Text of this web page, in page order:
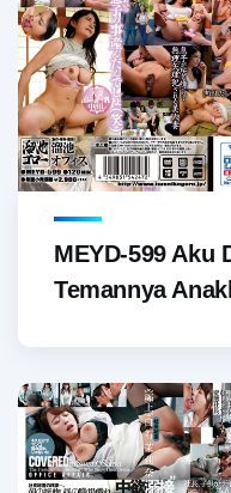
MEYD-599 Aku
Temannya